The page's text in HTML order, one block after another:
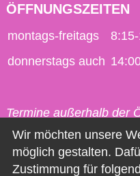
ÖFFNUNGSZEITEN
montags-freitags
donnerstags auch
Termine außerhalb der
vorheriger
Kontakt
Wir möchten unsere
möglich gestalten.
Zustimmung für